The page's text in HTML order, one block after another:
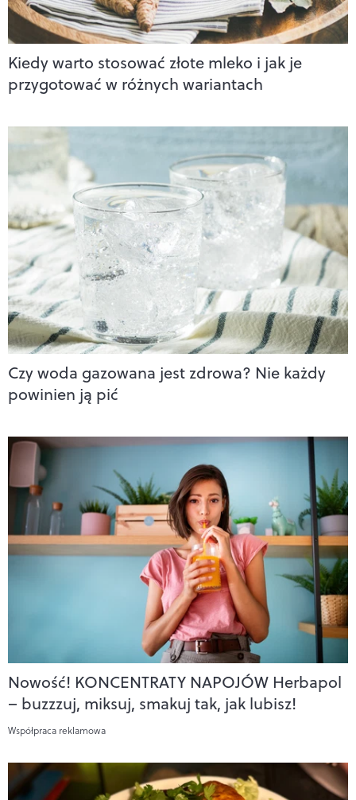
Kiedy warto stosować złote mleko i jak je
przygotować w różnych wariantach
Czy woda gazowana jest zdrowa? Nie każdy
powinien ją pić
Nowość! KONCENTRATY NAPOJÓW Herbapol
– buzzzuj, miksuj, smakuj tak, jak lubisz!
Współpraca reklamowa